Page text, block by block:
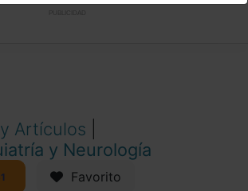
Artículos
y Neurología
Favorito